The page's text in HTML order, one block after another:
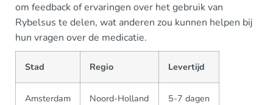
om feedback of ervaringen over het gebruik van
Rybelsus te delen, wat anderen zou kunnen helpen bij
hun vragen over de medicatie.
Stad Regio Levertijd
Amsterdam Noord-Holland 5-7 dagen